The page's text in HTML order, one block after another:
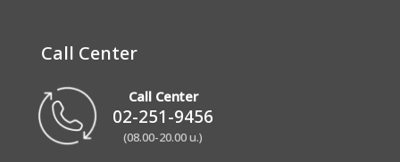
Call Center
Call Center
02-251-9456
(08.00-20.00 น.)